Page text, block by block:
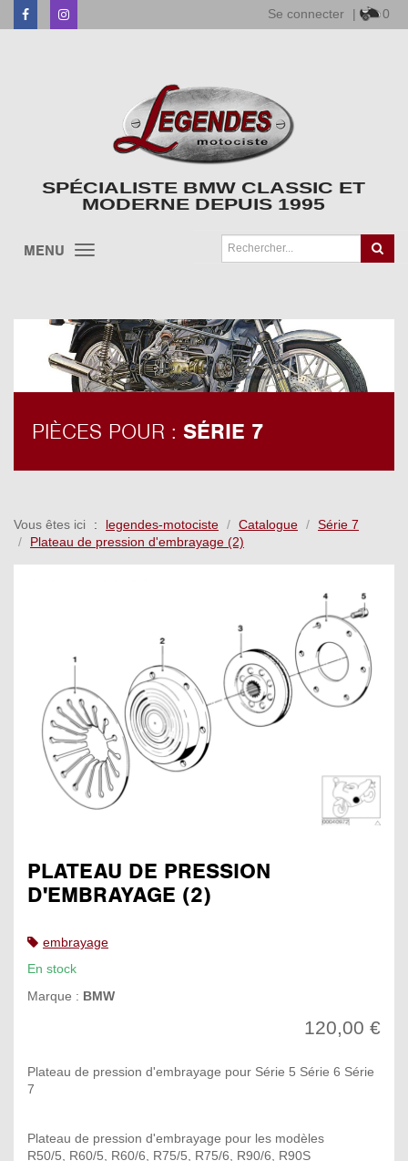
FacebookInstagram Se connecter | 0
SPÉCIALISTE BMW CLASSIC ET
MODERNE DEPUIS 1995
MENU
PIÈCES POUR : SÉRIE 7
Vous êtes ici legendes-motociste Catalogue
Série 7
Plateau de pression d'embrayage (2)
PLATEAU DE PRESSION
D'EMBRAYAGE (2)
embrayage
En stock
Marque : BMW
120,00 €
Plateau de pression d'embrayage pour Série 5 Série 6 Série
7
Plateau de pression d'embrayage pour les modèles
R50/5, R60/5, R60/6, R75/5, R75/6, R90/6, R90S